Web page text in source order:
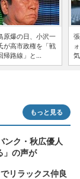
原爆の日、小沢一
が高市政権を「戦
帰路線」と...
もっと見る
ンク・秋広優人
」の声が
リラックス仲良